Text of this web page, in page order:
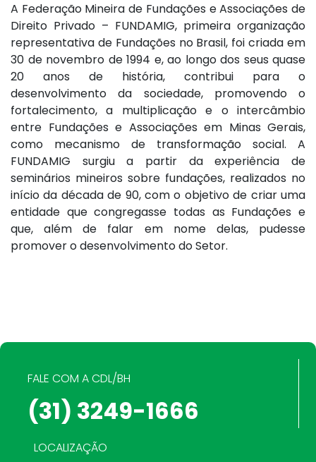
A Federação Mineira de Fundações e Associações de
Direito Privado – FUNDAMIG, primeira organização
representativa de Fundações no Brasil, foi criada em
30 de novembro de 1994 e, ao longo dos seus quase
20 anos de história, contribui para o
desenvolvimento da sociedade, promovendo o
fortalecimento, a multiplicação e o intercâmbio
entre Fundações e Associações em Minas Gerais,
como mecanismo de transformação social. A
FUNDAMIG surgiu a partir da experiência de
seminários mineiros sobre fundações, realizados no
início da década de 90, com o objetivo de criar uma
entidade que congregasse todas as Fundações e
que, além de falar em nome delas, pudesse
promover o desenvolvimento do Setor.
FALE COM A CDL/BH
(31) 3249-1666
LOCALIZAÇÃO